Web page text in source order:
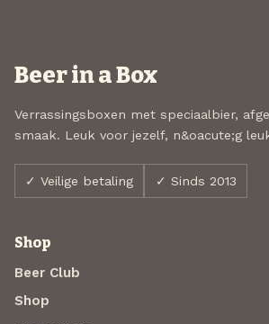
Beer in a Box
Verrassingsboxen met speciaalbier,
smaak. Leuk voor jezelf, n&oacute;g
✓ Veilige betaling ✓ Sinds 2013
Shop
Beer Club
Shop